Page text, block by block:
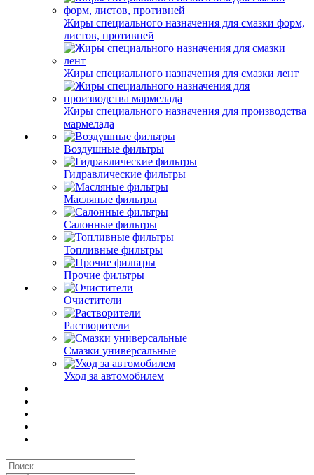
Жиры специального назначения для смазки форм,
листов, противней
Жиры специального назначения для смазки лент
Жиры специального назначения для производства
мармелада
Воздушные фильтры
Гидравлические фильтры
Масляные фильтры
Салонные фильтры
Топливные фильтры
Прочие фильтры
Очистители
Растворители
Смазки универсальные
Уход за автомобилем